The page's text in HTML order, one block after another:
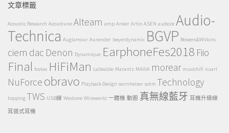
文章標籤
Acoustic Research Acoustune Alteam amp Anker Artio ASEN audeze Audio-
Technica Auglamour Aurender beyerdynamic BGVP Bowers&Wilkins
ciem dac Denon Dynamique EarphoneFes2018 Fiio
Final fostex HiFiMan Labkable Marantz MAXIA morear musichifi nuarl
NuForce obravo Playback Design sennheiser sotm Technology
topping TWS USB線 Westone Wireworld 一體機 動圈 真無線藍牙 耳機升級線
耳道式耳機